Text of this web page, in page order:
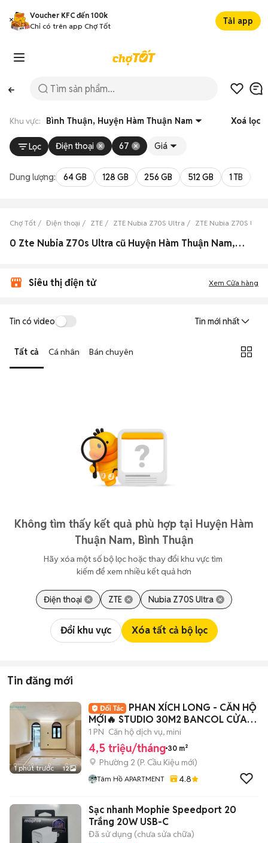
Voucher KFC đến 100k
Chỉ có trên app Chợ Tốt
Tải app
Khu vực: Bình Thuận, Huyện Hàm Thuận Nam Xoá lọc
Lọc Điện thoại 67 Giá
Dung lượng: 64 GB 128 GB 256 GB 512 GB 1 TB
Chợ Tốt Điện thoại ZTE ZTE Nubia Z70S Ultra ZTE Nubia Z70S
0 Zte Nubia Z70s Ultra cũ Huyện Hàm Thuận Nam, Bình Thuận đẹp
Siêu thị điện tử Xem Cửa hàng
Tin có video Tin mới nhất
Tất cả Cá nhân Bán chuyên
Không tìm thấy kết quả phù hợp tại Huyện Hàm
Thuận Nam, Bình Thuận
Hãy xóa một số bộ lọc hoặc thay đổi khu vực tìm
kiếm để xem nhiều kết quả hơn
Điện thoại ZTE Nubia Z70S Ultra
Đổi khu vực Xóa tất cả bộ lọc
Tin đăng mới
1 phút trước 12
PHAN XÍCH LONG - CĂN HỘ
MỚI🔥 STUDIO 30M2 BANCOL CỬA
SỔ - FULL NT 100%
1 PN Căn hộ dịch vụ, mini
4,5 triệu/tháng 30 m²
Phường 2 (P. Cầu Kiệu mới)
Tâm Hồ APARTMENT 4.8
Sạc nhanh Mophie Speedport 20
Trắng 20W USB-C
Đã sử dụng (chưa sửa chữa)